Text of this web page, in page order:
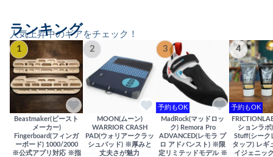
人気上昇中のギアをチェック！
ランキング
1
Beastmaker(ビースト
メーカー)
Fingerboard(フィンガ
ーボード) 1000/2000
※公式アプリ対応 ※指
2
MOON(ムーン)
WARRIOR CRASH
PAD(ウォリアークラッ
シュパッド) ※厚みと
丈夫さが魅力
3
予約もOK
MadRock(マッドロッ
ク) Remora Pro
ADVANCED(レモラ プ
ロ アドバンスト) ※限
定リミテッドモデル ※
4
予約もOK
ションラボ
Stuff(シーク
タッフ) レギ
イジェニッ